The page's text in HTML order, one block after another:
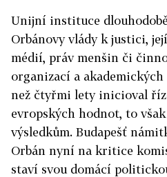
Unijní instituce
Orbánovy vlády k justici,
médií, práv menšin či
organizací a akademických
než čtyřmi lety inicioval
evropských hodnot, to
výsledkům. Budapešť
Orbán nyní na kritice
staví svou domácí